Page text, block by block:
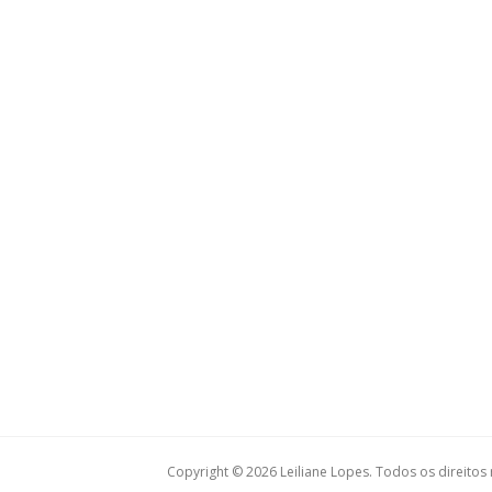
Copyright © 2026 Leiliane Lopes. Todos os direitos